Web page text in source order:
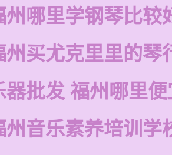
州哪里学钢琴比较
州买尤克里里的琴
器批发 福州哪里便
州音乐素养培训学